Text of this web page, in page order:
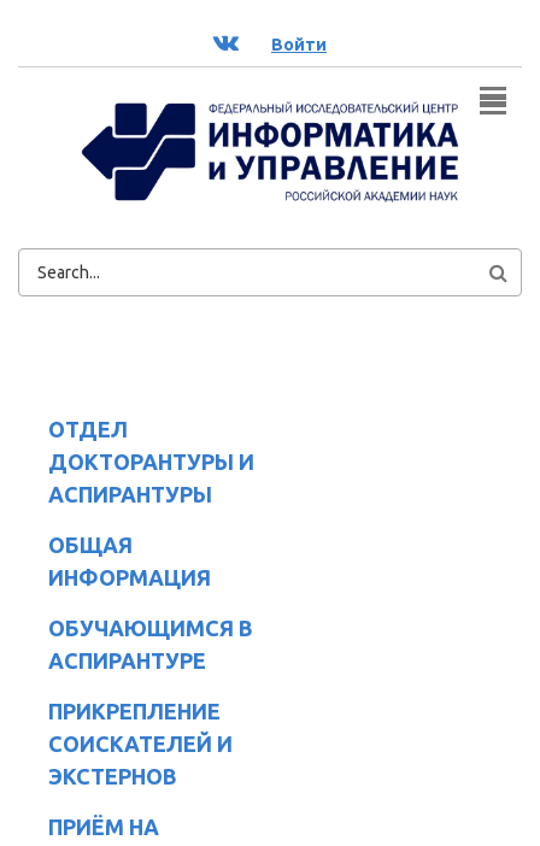
ВК Войти
ФОРМА
ОТДЕЛ
ДОКТОРАНТУРЫ И
АСПИРАНТУРЫ
ОБЩАЯ
ИНФОРМАЦИЯ
ОБУЧАЮЩИМСЯ В
АСПИРАНТУРЕ
ПРИКРЕПЛЕНИЕ
СОИСКАТЕЛЕЙ И
ЭКСТЕРНОВ
ПРИЁМ НА